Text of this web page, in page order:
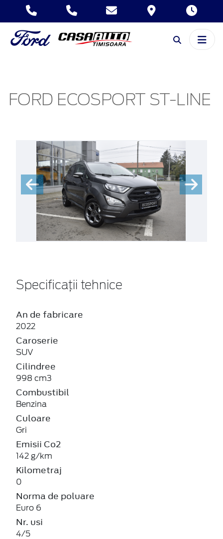
FORD ECOSPORT ST-LINE
Specificații tehnice
An de fabricare
2022
Caroserie
SUV
Cilindree
998 cm3
Combustibil
Benzina
Culoare
Gri
Emisii Co2
142 g/km
Kilometraj
0
Norma de poluare
Euro 6
Nr. usi
4/5